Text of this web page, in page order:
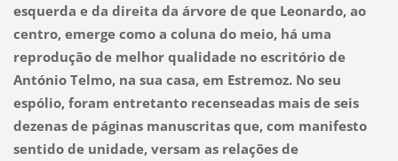
esquerda e da direita da árvore de que Leonardo, ao
centro, emerge como a coluna do meio, há uma
reprodução de melhor qualidade no escritório de
António Telmo, na sua casa, em Estremoz. No seu
espólio, foram entretanto recenseadas mais de seis
dezenas de páginas manuscritas que, com manifesto
sentido de unidade, versam as relações de